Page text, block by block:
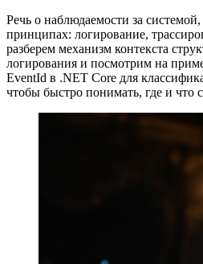
Речь о наблюдаемости за
принципах: логирование,
разберем механизм контекста
логирования и посмотрим на
EventId в .NET Core для
чтобы быстро понимать, где и что